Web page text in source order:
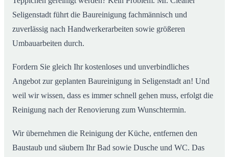
Seligenstadt führt die Baureinigung fachmännisch und
zuverlässig nach Handwerkerarbeiten sowie größeren
Umbauarbeiten durch.
Fordern Sie gleich Ihr kostenloses und unverbindliches
Angebot zur geplanten Baureinigung in Seligenstadt an! Und
weil wir wissen, dass es immer schnell gehen muss, erfolgt die
Reinigung nach der Renovierung zum Wunschtermin.
Wir übernehmen die Reinigung der Küche, entfernen den
Baustaub und säubern Ihr Bad sowie Dusche und WC. Das